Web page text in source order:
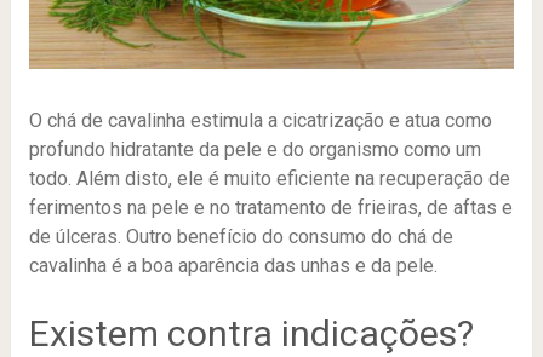
O chá de cavalinha estimula a cicatrização e atua como
profundo hidratante da pele e do organismo como um
todo. Além disto, ele é muito eficiente na recuperação de
ferimentos na pele e no tratamento de frieiras, de aftas e
de úlceras. Outro benefício do consumo do chá de
cavalinha é a boa aparência das unhas e da pele.
Existem contra indicações?